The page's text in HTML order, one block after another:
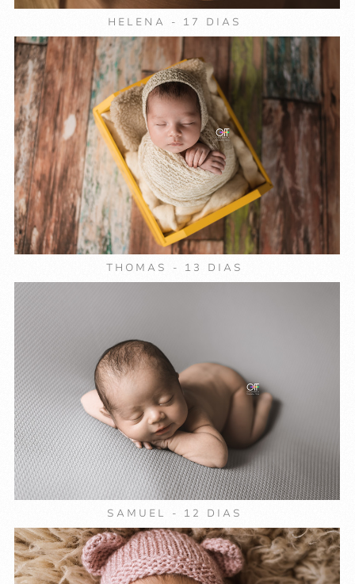
HELENA - 17 DIAS
THOMAS - 13 DIAS
SAMUEL - 12 DIAS